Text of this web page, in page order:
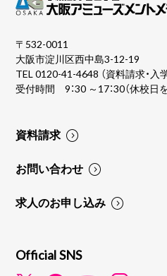
〒532-0011
大阪市淀川区西中島3-12-19
TEL0120-41-4648 （資料請求・入
受付時間 9：30 ～17：30（休校日
資料請求
お問い合わせ
求人のお申し込み
Official SNS